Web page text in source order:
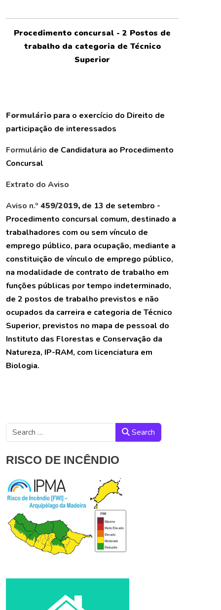
Procedimento concursal - 2 Postos de
trabalho da categoria de Técnico
Superior
Formulário para o exercício do Direito de
participação de interessados
Formulário de Candidatura ao Procedimento
Concursal
Extrato do Aviso
Aviso n.º 459/2019, de 13 de setembro -
Procedimento concursal comum, destinado a
trabalhadores com ou sem vínculo de
emprego público, para ocupação, mediante a
constituição de vínculo de emprego público,
na modalidade de contrato de trabalho em
funções públicas por tempo indeterminado,
de 2 postos de trabalho previstos e não
ocupados da carreira e categoria de Técnico
Superior, previstos no mapa de pessoal do
Instituto das Florestas e Conservação da
Natureza, IP-RAM, com licenciatura em
Biologia.
Search Search
RISCO DE INCÊNDIO